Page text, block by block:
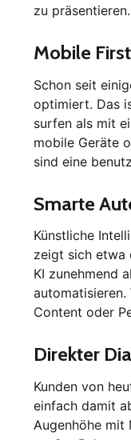
zu präsentieren.
Mobile First
Schon seit
optimiert. Das
surfen als mit
mobile Geräte
sind eine
Smarte
Künstliche
zeigt sich etwa
KI zunehmend
automatisieren.
Content oder
Direkter
Kunden von
einfach damit
Augenhöhe mit